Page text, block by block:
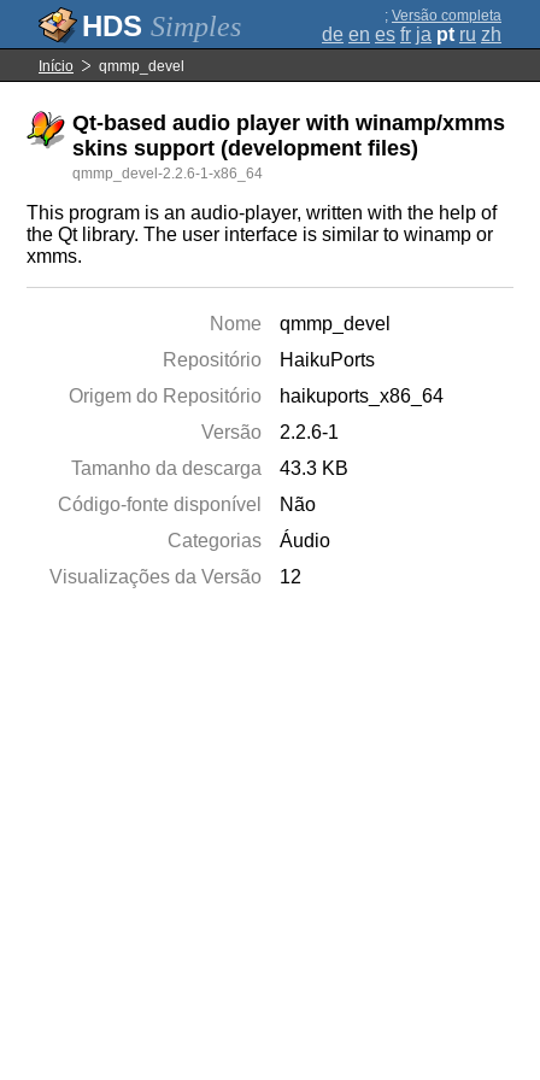
Simples ; Versão completa
de en es fr ja pt ru zh
Início qmmp_devel
Qt-based audio player with winamp/xmms
skins support (development files)
qmmp_devel-2.2.6-1-x86_64
This program is an audio-player, written with the help of
the Qt library. The user interface is similar to winamp or
xmms.
Nome
qmmp_devel
Repositório
HaikuPorts
Origem do Repositório
haikuports_x86_64
Versão
2.2.6-1
Tamanho da descarga
43.3 KB
Código-fonte disponível
Não
Categorias
Áudio
Visualizações da Versão
12